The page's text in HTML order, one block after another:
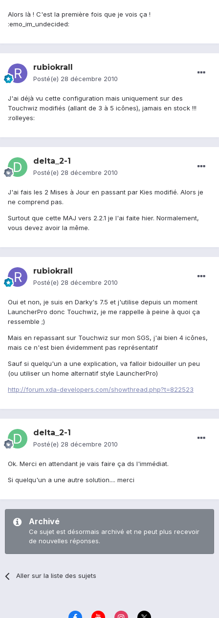
Alors là ! C'est la première fois que je vois ça !
:emo_im_undecided:
rubiokrall
Posté(e) 28 décembre 2010
J'ai déjà vu cette configuration mais uniquement sur des
Touchwiz modifiés (allant de 3 à 5 icônes), jamais en stock !!!
:rolleyes:
delta_2-1
Posté(e) 28 décembre 2010
J'ai fais les 2 Mises à Jour en passant par Kies modifié. Alors je
ne comprend pas.
Surtout que cette MAJ vers 2.2.1 je l'ai faite hier. Normalement,
vous devez avoir la même.
rubiokrall
Posté(e) 28 décembre 2010
Oui et non, je suis en Darky's 7.5 et j'utilise depuis un moment
LauncherPro donc Touchwiz, je me rappelle à peine à quoi ça
ressemble ;)
Mais en repassant sur Touchwiz sur mon SGS, j'ai bien 4 icônes,
mais ce n'est bien évidemment pas représentatif
Sauf si quelqu'un a une explication, va falloir bidouiller un peu
(ou utiliser un home alternatif style LauncherPro)
http://forum.xda-developers.com/showthread.php?t=822523
delta_2-1
Posté(e) 28 décembre 2010
Ok. Merci en attendant je vais faire ça ds l'immédiat.
Si quelqu'un a une autre solution.... merci
Archivé
Ce sujet est désormais archivé et ne peut plus recevoir
de nouvelles réponses.
Aller sur la liste des sujets